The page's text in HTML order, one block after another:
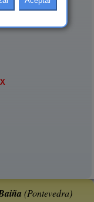
X
(Pontevedra)